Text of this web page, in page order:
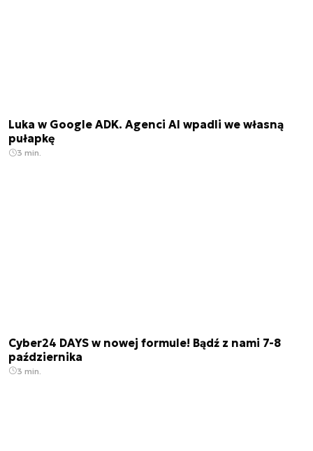
Luka w Google ADK. Agenci AI wpadli we własną
pułapkę
3 min.
Cyber24 DAYS w nowej formule! Bądź z nami 7-8
października
3 min.